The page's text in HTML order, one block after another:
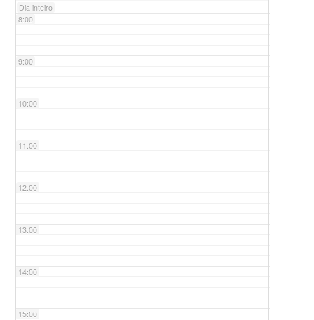
Dia inteiro
8:00
9:00
10:00
11:00
12:00
13:00
14:00
15:00